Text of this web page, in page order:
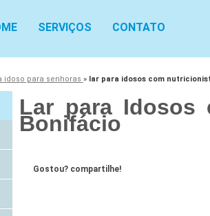
SERVIÇOS CONTATO
idoso para senhoras » lar para idosos com
Lar para Idosos
Bonifácio
Gostou? compartilhe!